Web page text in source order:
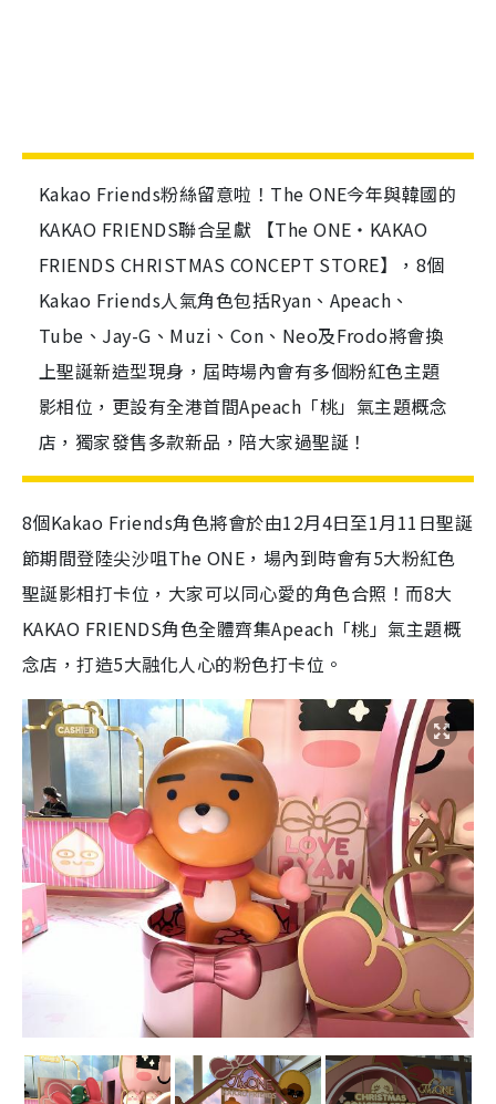
Kakao Friends粉絲留意啦！The ONE今年與韓國的
KAKAO FRIENDS聯合呈獻 【The ONE‧KAKAO
FRIENDS CHRISTMAS CONCEPT STORE】，8個
Kakao Friends人氣角色包括Ryan、Apeach、
Tube、Jay-G、Muzi、Con、Neo及Frodo將會換
上聖誕新造型現身，屆時場內會有多個粉紅色主題
影相位，更設有全港首間Apeach「桃」氣主題概念
店，獨家發售多款新品，陪大家過聖誕！
8個Kakao Friends角色將會於由12月4日至1月11日聖誕
節期間登陸尖沙咀The ONE，場內到時會有5大粉紅色
聖誕影相打卡位，大家可以同心愛的角色合照！而8大
KAKAO FRIENDS角色全體齊集Apeach「桃」氣主題概
念店，打造5大融化人心的粉色打卡位。